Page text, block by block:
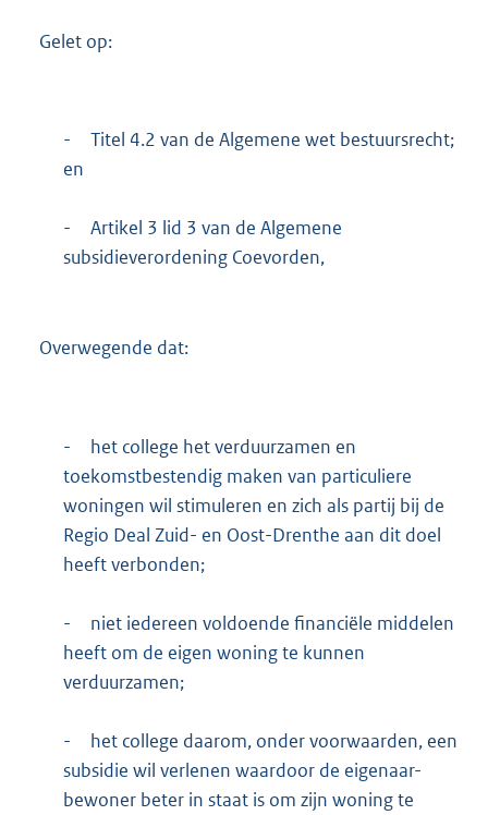
Gelet op:
-
Titel 4.2 van de Algemene wet bestuursrecht;
en
-
Artikel 3 lid 3 van de Algemene
subsidieverordening Coevorden,
Overwegende dat:
-
het college het verduurzamen en
toekomstbestendig maken van particuliere
woningen wil stimuleren en zich als partij bij de
Regio Deal Zuid- en Oost-Drenthe aan dit doel
heeft verbonden;
-
niet iedereen voldoende financiële middelen
heeft om de eigen woning te kunnen
verduurzamen;
-
het college daarom, onder voorwaarden, een
subsidie wil verlenen waardoor de eigenaar-
bewoner beter in staat is om zijn woning te